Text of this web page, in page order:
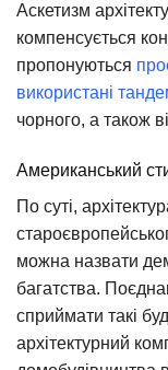
Аскетизм
компенсується
пропонуються
використані
чорного, а також
Американський
По суті,
можна назвати
багатства.
сприймати такі
архітектурний